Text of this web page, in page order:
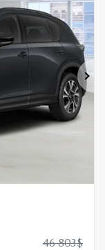
46 803$